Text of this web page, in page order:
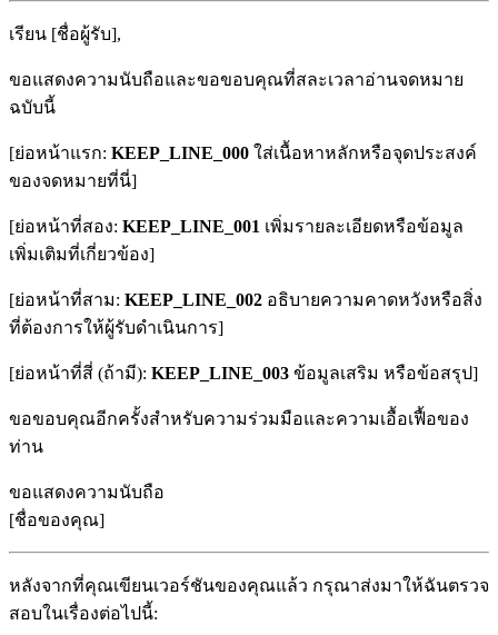
เรียน [ชื่อผู้รับ],
ขอแสดงความนับถือและขอขอบคุณที่สละเวลาอ่านจดหมาย
ฉบับนี้
[ย่อหน้าแรก: KEEP_LINE_000 ใส่เนื้อหาหลักหรือจุดประสงค์
ของจดหมายที่นี่]
[ย่อหน้าที่สอง: KEEP_LINE_001 เพิ่มรายละเอียดหรือข้อมูล
เพิ่มเติมที่เกี่ยวข้อง]
[ย่อหน้าที่สาม: KEEP_LINE_002 อธิบายความคาดหวังหรือสิ่ง
ที่ต้องการให้ผู้รับดำเนินการ]
[ย่อหน้าที่สี่ (ถ้ามี): KEEP_LINE_003 ข้อมูลเสริม หรือข้อสรุป]
ขอขอบคุณอีกครั้งสำหรับความร่วมมือและความเอื้อเฟื้อของ
ท่าน
ขอแสดงความนับถือ
[ชื่อของคุณ]
หลังจากที่คุณเขียนเวอร์ชันของคุณแล้ว กรุณาส่งมาให้ฉันตรวจ
สอบในเรื่องต่อไปนี้: